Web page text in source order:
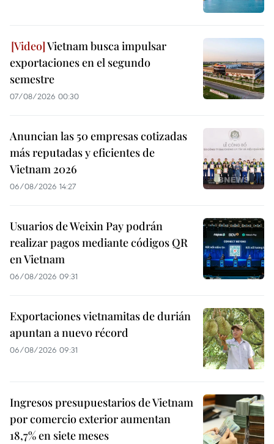
Vietnam busca impulsar
exportaciones en el segundo
semestre
07/08/2026 00:30
Anuncian las 50 empresas cotizadas
más reputadas y eficientes de
Vietnam 2026
06/08/2026 14:27
Usuarios de Weixin Pay podrán
realizar pagos mediante códigos QR
en Vietnam
06/08/2026 09:31
Exportaciones vietnamitas de durián
apuntan a nuevo récord
06/08/2026 09:31
Ingresos presupuestarios de Vietnam
por comercio exterior aumentan
18,7% en siete meses